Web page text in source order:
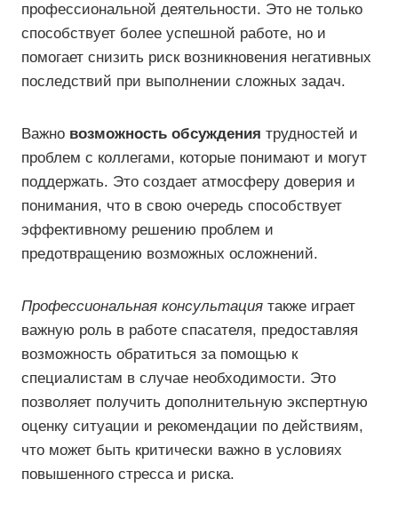
профессиональной деятельности. Это не только
способствует более успешной работе, но и
помогает снизить риск возникновения негативных
последствий при выполнении сложных задач.
Важно возможность обсуждения трудностей и
проблем с коллегами, которые понимают и могут
поддержать. Это создает атмосферу доверия и
понимания, что в свою очередь способствует
эффективному решению проблем и
предотвращению возможных осложнений.
Профессиональная консультация также играет
важную роль в работе спасателя, предоставляя
возможность обратиться за помощью к
специалистам в случае необходимости. Это
позволяет получить дополнительную экспертную
оценку ситуации и рекомендации по действиям,
что может быть критически важно в условиях
повышенного стресса и риска.